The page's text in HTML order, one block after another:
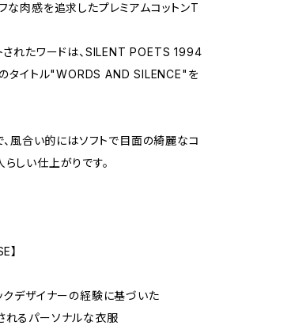
な肉感を追求したプレミアムコットンT
されたワードは、SILENT POETS 1994
タイトル"WORDS AND SILENCE"を
風合い的にはソフトで目面の綺麗なコ
しい仕上がりです。
】
クデザイナーの経験に基づいた
れるパーソナルな衣服